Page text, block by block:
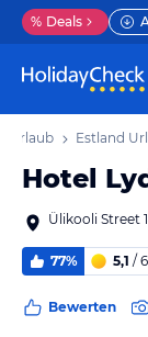
% Deals
Urlaub Estland
Hotel
Ülikooli Street
77% 5,1 / 6
Bewerten